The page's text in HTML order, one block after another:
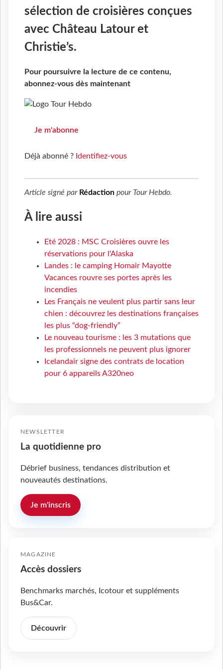
sélection de croisières conçues
avec Château Latour et
Christie’s.
Pour poursuivre la lecture de ce contenu,
abonnez-vous dès maintenant
Je m'abonne
Déjà abonné ? Identifiez-vous
Article signé par Rédaction pour Tour Hebdo.
À lire aussi
Eté 2028 : MSC Croisières ouvre les
réservations pour l'Alaska
Landes : le camping Homair Mayotte
Vacances rouvre ses portes après les
incendies
Les Français ne veulent plus partir sans leur
chien : découvrez les destinations françaises
les plus “dog-friendly”
Le nouveau tourisme : les 3 mutations que
les professionnels ne peuvent plus ignorer
Icelandair signe des contrats de location
pour 6 appareils A320neo
NEWSLETTER
La quotidienne pro
Débrief business, tendances distribution et
nouveautés destinations.
Je m'inscris
MAGAZINE
Accès dossiers
Benchmarks marchés, Icotour et suppléments
Bus&Car.
Découvrir